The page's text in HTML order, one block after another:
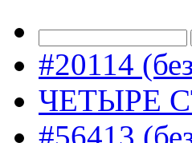
#20114
ЧЕТЫРЕ